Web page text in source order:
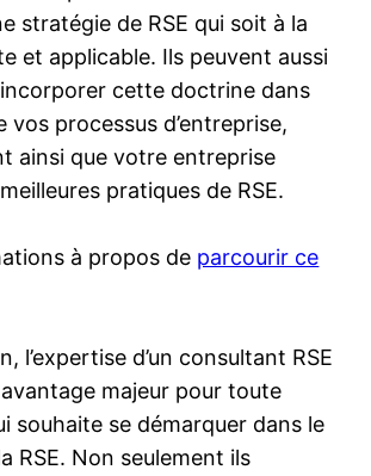
stratégie de RSE qui soit à la
et applicable. Ils peuvent aussi
cette doctrine dans
vos processus d’entreprise,
ainsi que votre entreprise
pratiques de RSE.
à propos de parcourir ce
l’expertise d’un consultant RSE
majeur pour toute
souhaite se démarquer dans le
RSE. Non seulement ils